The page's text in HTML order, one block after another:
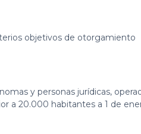
objetivos de otorgamiento
y personas jurídicas,
a 20.000 habitantes a 1 de